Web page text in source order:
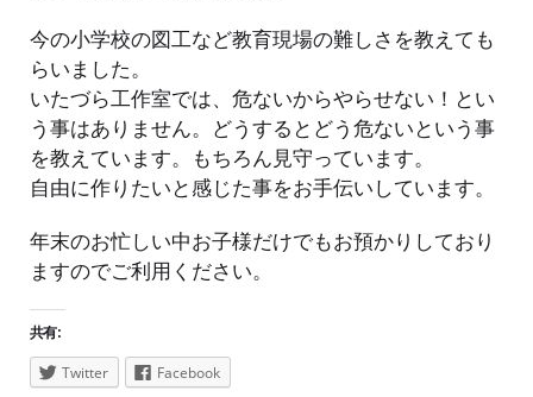
今の小学校の図工など教育現場の難しさを教えても
らいました。
いたづら工作室では、危ないからやらせない！とい
う事はありません。どうするとどう危ないという事
を教えています。もちろん見守っています。
自由に作りたいと感じた事をお手伝いしています。
年末のお忙しい中お子様だけでもお預かりしており
ますのでご利用ください。
共有:
Twitter
Facebook